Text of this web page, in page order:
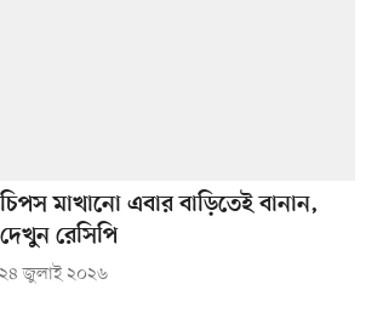
চিপস মাখানো এবার বাড়িতেই বানান,
দেখুন রেসিপি
২৪ জুলাই ২০২৬